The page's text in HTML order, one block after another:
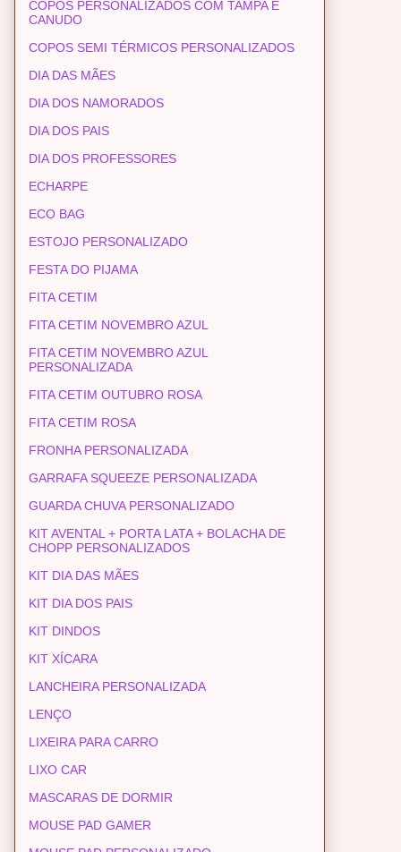
COPOS PERSONALIZADOS COM TAMPA E
CANUDO
COPOS SEMI TÉRMICOS PERSONALIZADOS
DIA DAS MÃES
DIA DOS NAMORADOS
DIA DOS PAIS
DIA DOS PROFESSORES
ECHARPE
ECO BAG
ESTOJO PERSONALIZADO
FESTA DO PIJAMA
FITA CETIM
FITA CETIM NOVEMBRO AZUL
FITA CETIM NOVEMBRO AZUL
PERSONALIZADA
FITA CETIM OUTUBRO ROSA
FITA CETIM ROSA
FRONHA PERSONALIZADA
GARRAFA SQUEEZE PERSONALIZADA
GUARDA CHUVA PERSONALIZADO
KIT AVENTAL + PORTA LATA + BOLACHA DE
CHOPP PERSONALIZADOS
KIT DIA DAS MÃES
KIT DIA DOS PAIS
KIT DINDOS
KIT XÍCARA
LANCHEIRA PERSONALIZADA
LENÇO
LIXEIRA PARA CARRO
LIXO CAR
MASCARAS DE DORMIR
MOUSE PAD GAMER